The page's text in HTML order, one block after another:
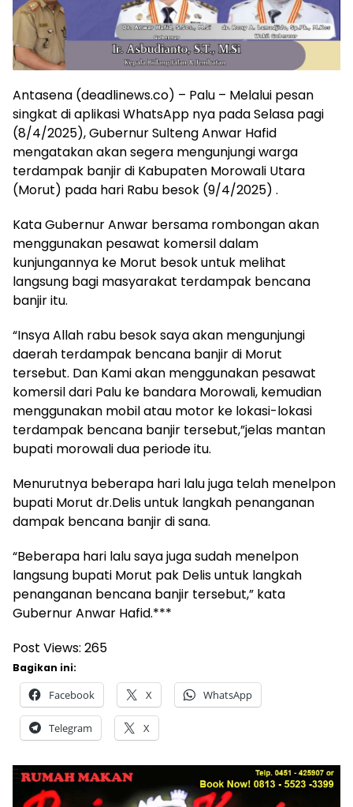
Antasena (deadlinews.co) – Palu – Melalui pesan
singkat di aplikasi WhatsApp nya pada Selasa pagi
(8/4/2025), Gubernur Sulteng Anwar Hafid
mengatakan akan segera mengunjungi warga
terdampak banjir di Kabupaten Morowali Utara
(Morut) pada hari Rabu besok (9/4/2025) .
Kata Gubernur Anwar bersama rombongan akan
menggunakan pesawat komersil dalam
kunjungannya ke Morut besok untuk melihat
langsung bagi masyarakat terdampak bencana
banjir itu.
“Insya Allah rabu besok saya akan mengunjungi
daerah terdampak bencana banjir di Morut
tersebut. Dan Kami akan menggunakan pesawat
komersil dari Palu ke bandara Morowali, kemudian
menggunakan mobil atau motor ke lokasi-lokasi
terdampak bencana banjir tersebut,”jelas mantan
bupati morowali dua periode itu.
Menurutnya beberapa hari lalu juga telah menelpon
bupati Morut dr.Delis untuk langkah penanganan
dampak bencana banjir di sana.
“Beberapa hari lalu saya juga sudah menelpon
langsung bupati Morut pak Delis untuk langkah
penanganan bencana banjir tersebut,” kata
Gubernur Anwar Hafid.***
Post Views: 265
Bagikan ini:
Facebook X WhatsApp
Telegram X